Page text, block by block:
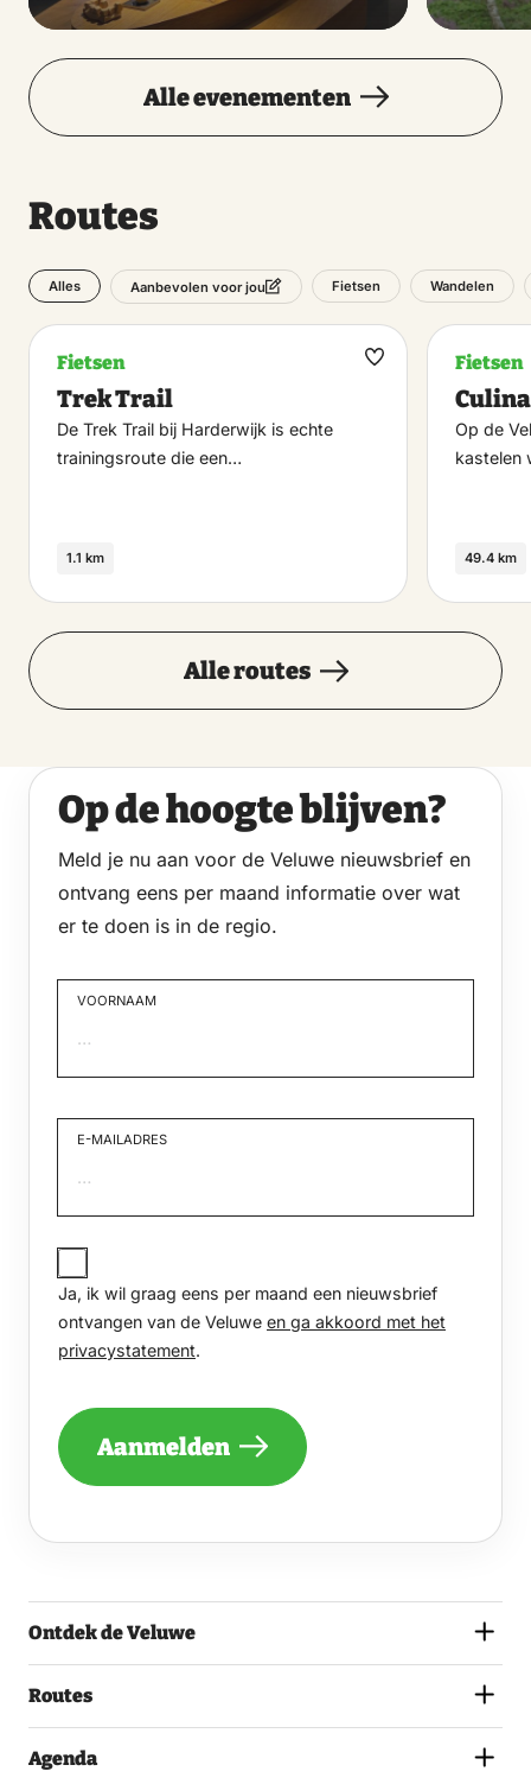
Alle evenementen
Routes
Alles Aanbevolen voor jou Fietsen Wandelen
Fietsen
Trek Trail
De Trek Trail bij Harderwijk is echte
trainingsroute die een…
1.1 km
Maak
Fietsen
Op de
kastelen
49.4 km
Alle routes
Op de hoogte blijven?
Meld je nu aan voor de Veluwe nieuwsbrief en
ontvang eens per maand informatie over wat
er te doen is in de regio.
VOORNAAM
E-MAILADRES
JA,
IK
WIL
GRAAG
PER
EEN
ONTVANGEN
EN
HET
Ja, ik wil graag eens per maand een nieuwsbrief
ontvangen van de Veluwe en ga akkoord met het
privacystatement.
Aanmelden
Ontdek de Veluwe
Routes
Agenda